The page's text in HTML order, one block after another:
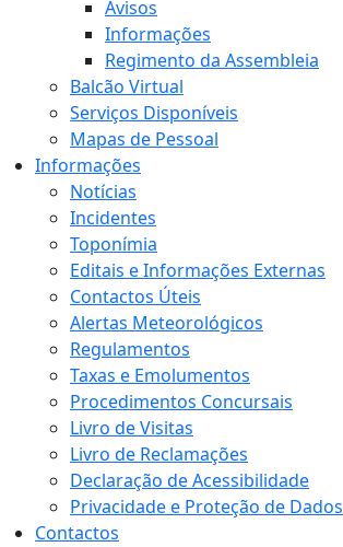
Avisos
Informações
Regimento da Assembleia
Balcão Virtual
Serviços Disponíveis
Mapas de Pessoal
Informações
Notícias
Incidentes
Toponímia
Editais e Informações Externas
Contactos Úteis
Alertas Meteorológicos
Regulamentos
Taxas e Emolumentos
Procedimentos Concursais
Livro de Visitas
Livro de Reclamações
Declaração de Acessibilidade
Privacidade e Proteção de Dados
Contactos